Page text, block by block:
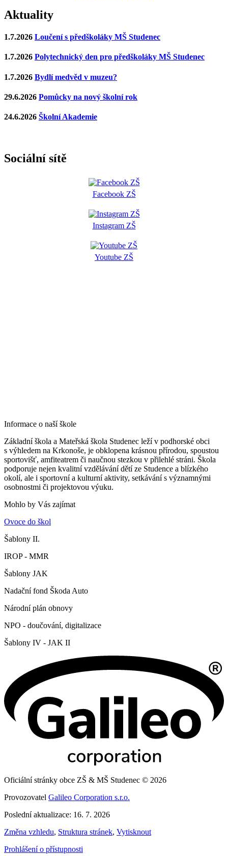
Aktuality
1.7.2026 Loučení s předškoláky MŠ Studenec
1.7.2026 Polytechnický den pro předškoláky MŠ Studenec
1.7.2026 Bydlí medvěd v muzeu?
29.6.2026 Pomůcky na nový školní rok
24.6.2026 Školní Akademie
Sociální sítě
Facebook ZŠ
Instagram ZŠ
Youtube ZŠ
Informace o naší škole
Základní škola a Mateřská škola Studenec leží v podhorské obci
s výhledem na Krkonoše, je obklopena krásnou přírodou, spoustou
sportovišť, amfiteatrem či naučnou stezkou v přilehlé stráni. Škola
podporuje nejen kvalitní vzdělávání dětí ze Studence a blízkého
okolí, ale i sportovní a kulturní aktivity, setkávání s významnými
osobnostmi či projektovou výuku.
Mohlo by Vás zajímat
Ovoce do škol
Šablony II.
IROP - MMR
Šablony JAK
Nadační fond Škoda Auto
Národní plán obnovy
NPO - doučování, digitalizace
Šablony IV - JAK II
Oficiální stránky obce ZŠ & MŠ Studenec © 2026
Provozovatel Galileo Corporation s.r.o.
Poslední aktualizace: 16. 7. 2026
Změna vzhledu, Struktura stránek, Vytisknout
Prohlášení o přístupnosti